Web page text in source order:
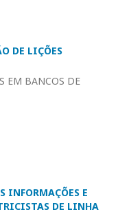
DE LIÇÕES
EM BANCOS DE
INFORMAÇÕES E
DE LINHA